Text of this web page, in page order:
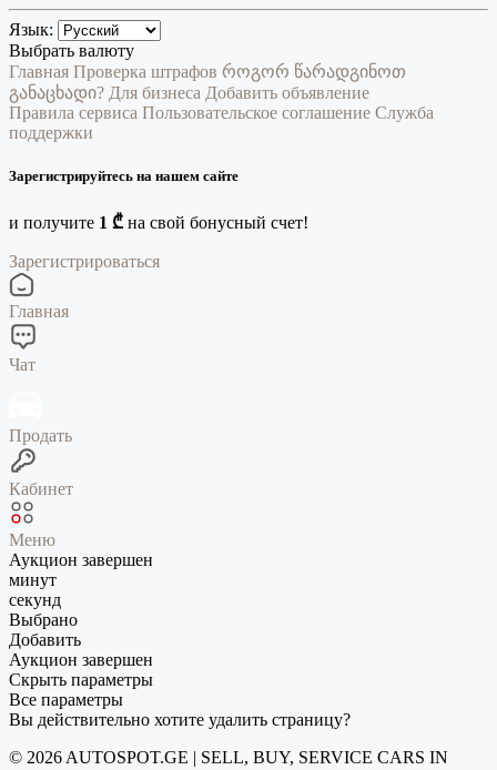
Язык:
Выбрать валюту
Главная Проверка штрафов როგორ წარადგინოთ
განაცხადი? Для бизнеса Добавить объявление
Правила сервиса Пользовательское соглашение Служба
поддержки
Зарегистрируйтесь на нашем сайте
и получите 1 ₾ на свой бонусный счет!
Зарегистрироваться
Главная
Чат
Продать
Кабинет
Меню
Аукцион завершен
минут
секунд
Выбрано
Добавить
Аукцион завершен
Скрыть параметры
Все параметры
Вы действительно хотите удалить страницу?
© 2026 AUTOSPOT.GE | SELL, BUY, SERVICE CARS IN